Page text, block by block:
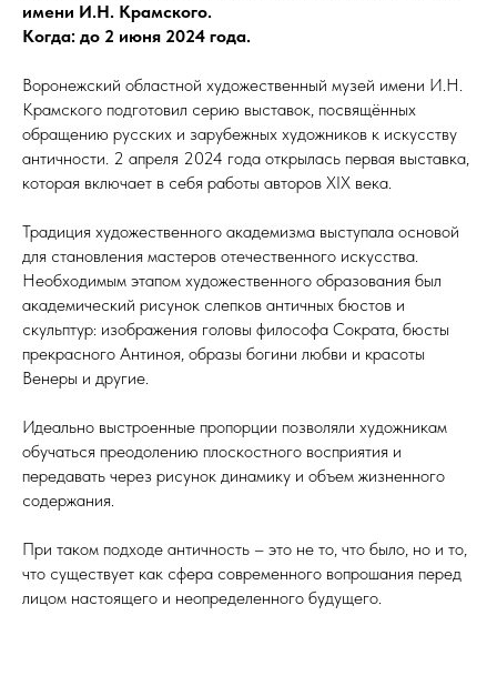
имени И.Н. Крамского.
Когда: до 2 июня 2024 года.
Воронежский областной художественный музей имени И.Н.
Крамского подготовил серию выставок, посвящённых
обращению русских и зарубежных художников к искусству
античности. 2 апреля 2024 года открылась первая выставка,
которая включает в себя работы авторов XIX века.
Традиция художественного академизма выступала основой
для становления мастеров отечественного искусства.
Необходимым этапом художественного образования был
академический рисунок слепков античных бюстов и
скульптур: изображения головы философа Сократа, бюсты
прекрасного Антиноя, образы богини любви и красоты
Венеры и другие.
Идеально выстроенные пропорции позволяли художникам
обучаться преодолению плоскостного восприятия и
передавать через рисунок динамику и объем жизненного
содержания.
При таком подходе античность – это не то, что было, но и то,
что существует как сфера современного вопрошания перед
лицом настоящего и неопределенного будущего.